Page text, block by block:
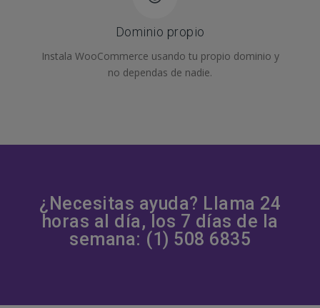
Dominio propio
Instala WooCommerce usando tu propio dominio y
no dependas de nadie.
¿Necesitas ayuda? Llama 24
horas al día, los 7 días de la
semana: (1) 508 6835